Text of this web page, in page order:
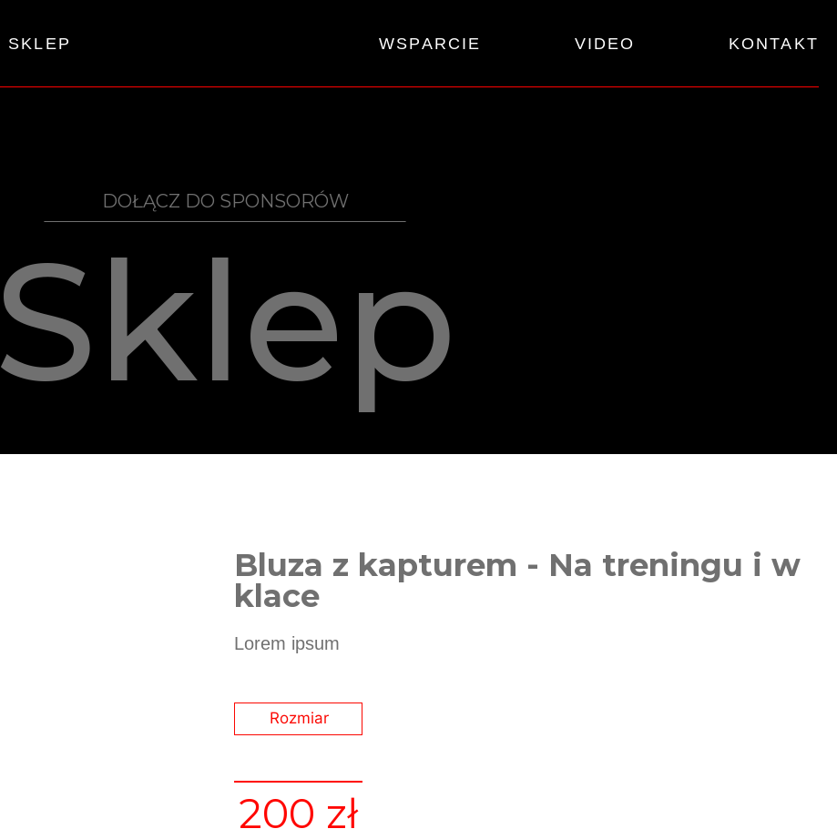
SKLEP WSPARCIE VIDEO KONTAKT
DOŁĄCZ DO SPONSORÓW
Sklep
Bluza z kapturem - Na treningu i w
klace
Lorem ipsum
200 zł